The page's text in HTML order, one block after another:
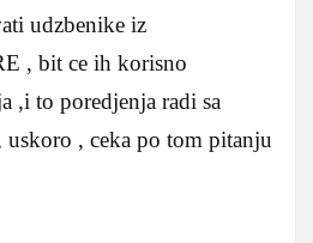
udzbenike iz
, bit ce ih korisno
,i to poredjenja radi sa
uskoro , ceka po tom pitanju